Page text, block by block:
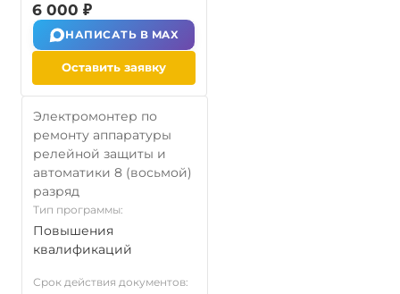
6 000 ₽
НАПИСАТЬ В MAX
Оставить заявку
Электромонтер по
ремонту аппаратуры
релейной защиты и
автоматики 8 (восьмой)
разряд
Тип программы:
Повышения
квалификаций
Срок действия документов: